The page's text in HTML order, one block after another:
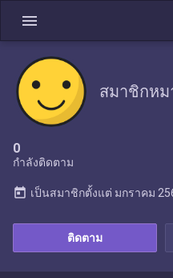
menu
สมาชิกหม
0
กำลังติดตาม
ติดตาม
today เป็นสมาชิกตั้งแต่ มกราคม